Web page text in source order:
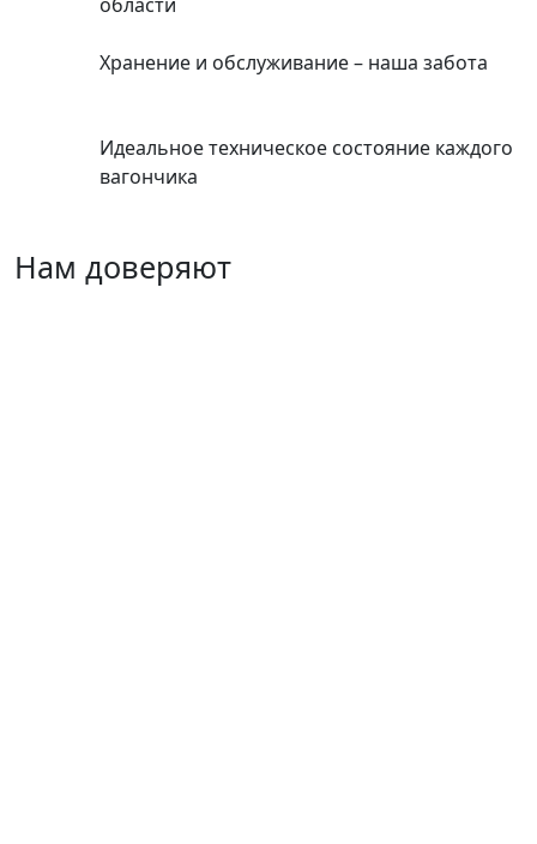
Хранение и обслуживание – наша забота
Идеальное техническое состояние каждого
вагончика
Нам доверяют